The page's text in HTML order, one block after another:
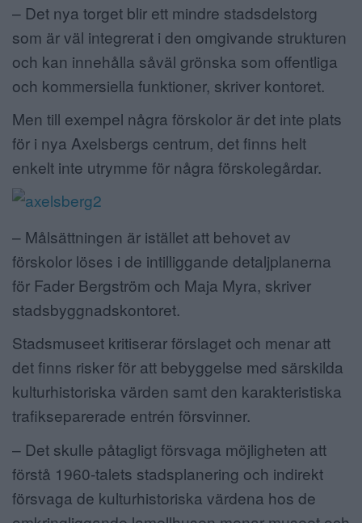
– Det nya torget blir ett mindre stadsdelstorg
som är väl integrerat i den omgivande strukturen
och kan innehålla såväl grönska som offentliga
och kommersiella funktioner, skriver kontoret.
Men till exempel några förskolor är det inte plats
för i nya Axelsbergs centrum, det finns helt
enkelt inte utrymme för några förskolegårdar.
– Målsättningen är istället att behovet av
förskolor löses i de intilliggande detaljplanerna
för Fader Bergström och Maja Myra, skriver
stadsbyggnadskontoret.
Stadsmuseet kritiserar förslaget och menar att
det finns risker för att bebyggelse med särskilda
kulturhistoriska värden samt den karakteristiska
trafikseparerade entrén försvinner.
– Det skulle påtagligt försvaga möjligheten att
förstå 1960-talets stadsplanering och indirekt
försvaga de kulturhistoriska värdena hos de